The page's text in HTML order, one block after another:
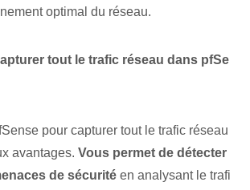
optimal du réseau.
tout le trafic réseau dans pfSe
pour capturer tout le trafic réseau
avantages. Vous permet de détecter
de sécurité en analysant le trafi